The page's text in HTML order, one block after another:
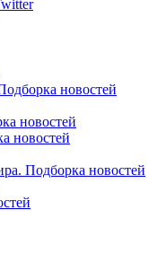
новостей
новостей
новостей
Подборка новостей